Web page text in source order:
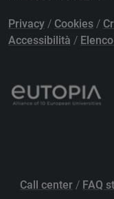
Privacy / Cookies /
Accessibilità /
Call center / FAQ